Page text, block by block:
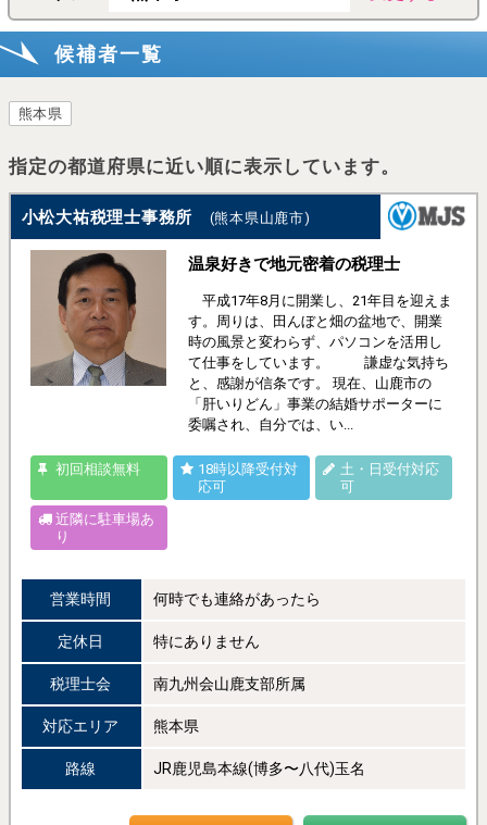
候補者一覧
熊本県
指定の都道府県に近い順に表示しています。
小松大祐税理士事務所 (熊本県山鹿市)
温泉好きで地元密着の税理士
平成17年8月に開業し、21年目を迎えま
す。周りは、田んぼと畑の盆地で、開業
時の風景と変わらず、パソコンを活用し
て仕事をしています。 謙虚な気持ち
と、感謝が信条です。 現在、山鹿市の
「肝いりどん」事業の結婚サポーターに
委嘱され、自分では、い...
初回相談無料
18時以降受付対
応可
土・日受付対応
可
近隣に駐車場あ
り
営業時間 何時でも連絡があったら
定休日 特にありません
税理士会 南九州会山鹿支部所属
対応エリア 熊本県
路線 JR鹿児島本線(博多〜八代)玉名